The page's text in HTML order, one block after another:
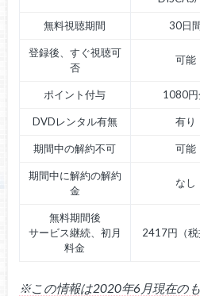
無料視聴期間 30日
登録後、すぐ視聴可
否
可能
ポイント付与 1080円
DVDレンタル有無 有り
期間中の解約不可 可能
期間中に解約の解約
金
なし
無料期間後
サービス継続、初月
料金
2417円（税
※この情報は2020年6月現在の